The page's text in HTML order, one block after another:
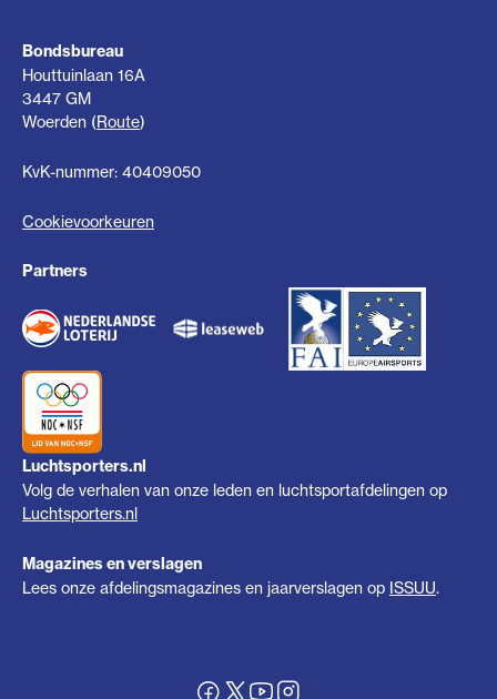
Bondsbureau
Houttuinlaan 16A
3447 GM
Woerden (Route)
KvK-nummer: 40409050
Cookievoorkeuren
Partners
Luchtsporters.nl
Volg de verhalen van onze leden en luchtsportafdelingen op
Luchtsporters.nl
Magazines en verslagen
Lees onze afdelingsmagazines en jaarverslagen op ISSUU.